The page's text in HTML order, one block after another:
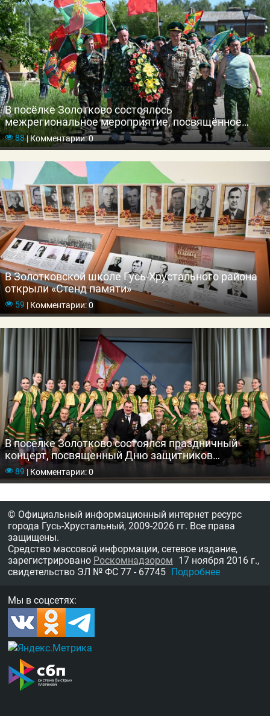
В посёлке Золотково состоялось
межрегиональное мероприятие, посвящённое
Дню пограничника
88|Комментарии: 0
В Золотковской школе Гусь-Хрустального района
открыли «Стенд памяти»
59 |Комментарии: 0
В поселке Золотково состоялся праздничный
концерт, посвященный Дню защитников
Отечества
89 |Комментарии: 0
© Официальный информационный интернет ресурс
города Гусь-Хрустальный, 2009-2026 гг. Все права
защищены.
Средство массовой информации, сетевое издание,
зарегистрировано Роскомнадзором 17 ноября 2016 г.,
свидетельство ЭЛ № ФС 77 - 67745 Подробнее
Мы в соцсетях: